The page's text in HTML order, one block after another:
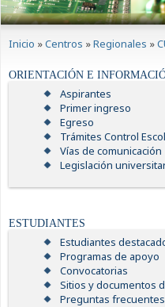
Inicio »Centros »Regionales »
ORIENTACIÓN E
Aspirantes
Primer ingreso
Egreso
Trámites Control
Vías de comunicación
Legislación
ESTUDIANTES
Estudiantes
Programas de apoyo
Convocatorias
Sitios y documentos
Preguntas frecuentes